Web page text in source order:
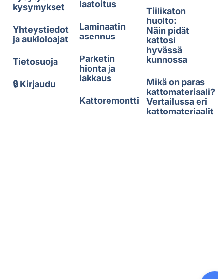
kysymykset
Yhteystiedot
ja aukioloajat
Tietosuoja
🔒 Kirjaudu
laatoitus
Laminaatin
asennus
Parketin
hionta ja
lakkaus
Kattoremontti
Tiilikaton
huolto:
Näin pidät
kattosi
hyvässä
kunnossa
Mikä on paras
kattomateriaali?
Vertailussa eri
kattomateriaalit